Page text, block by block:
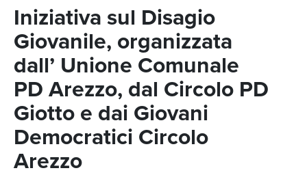
Iniziativa sul Disagio
Giovanile, organizzata
dall’ Unione Comunale
PD Arezzo, dal Circolo PD
Giotto e dai Giovani
Democratici Circolo
Arezzo